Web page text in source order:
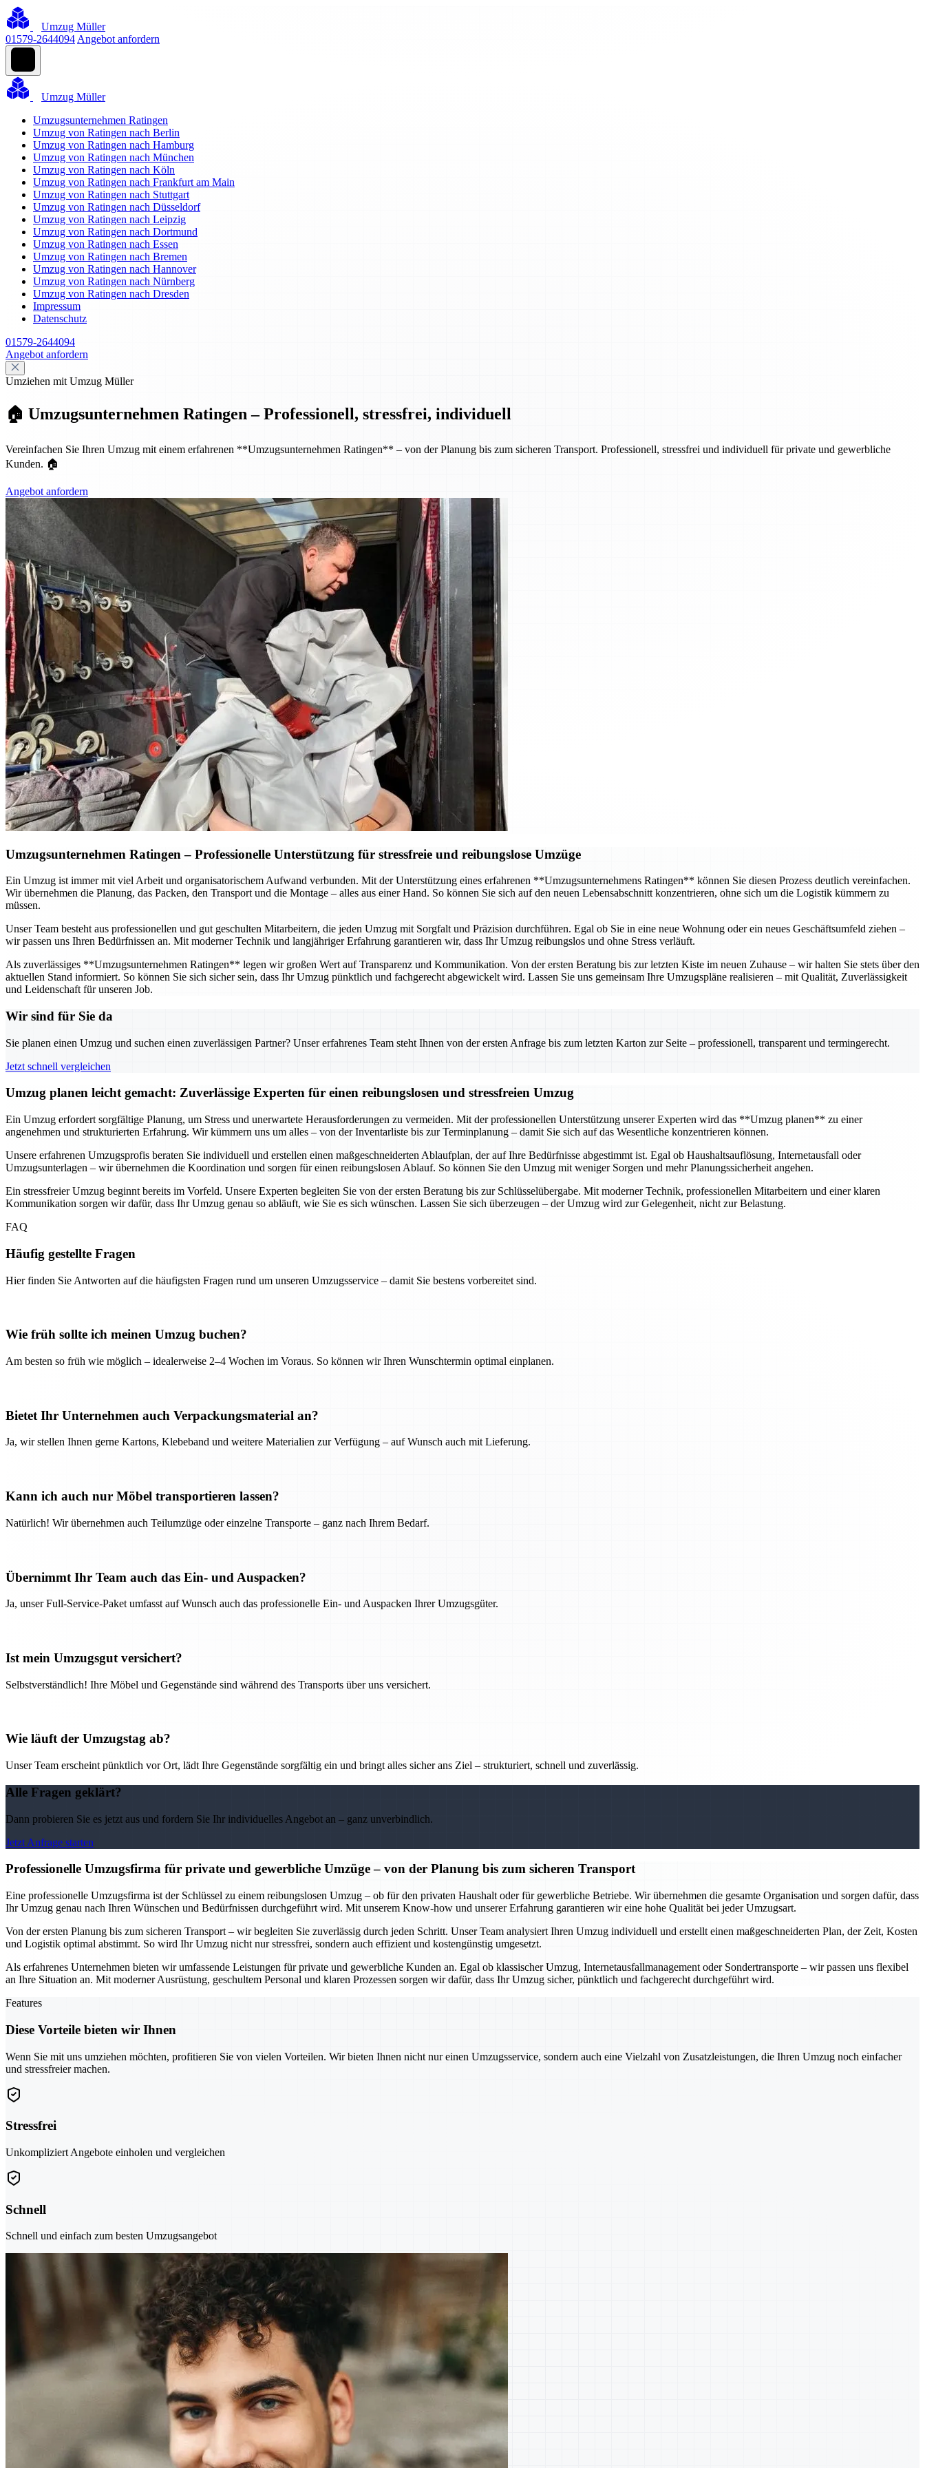
Umzug Müller
01579-2644094 Angebot anfordern
Umzug Müller
Umzugsunternehmen Ratingen
Umzug von Ratingen nach Berlin
Umzug von Ratingen nach Hamburg
Umzug von Ratingen nach München
Umzug von Ratingen nach Köln
Umzug von Ratingen nach Frankfurt am Main
Umzug von Ratingen nach Stuttgart
Umzug von Ratingen nach Düsseldorf
Umzug von Ratingen nach Leipzig
Umzug von Ratingen nach Dortmund
Umzug von Ratingen nach Essen
Umzug von Ratingen nach Bremen
Umzug von Ratingen nach Hannover
Umzug von Ratingen nach Nürnberg
Umzug von Ratingen nach Dresden
Impressum
Datenschutz
01579-2644094
Angebot anfordern
Umziehen mit Umzug Müller
🏠 Umzugsunternehmen Ratingen – Professionell, stressfrei, individuell
Vereinfachen Sie Ihren Umzug mit einem erfahrenen **Umzugsunternehmen Ratingen** – von der Planung bis zum sicheren Transport. Professionell, stressfrei und individuell für private und gewerbliche
Kunden. 🏠
Angebot anfordern
Umzugsunternehmen Ratingen – Professionelle Unterstützung für stressfreie und reibungslose Umzüge
Ein Umzug ist immer mit viel Arbeit und organisatorischem Aufwand verbunden. Mit der Unterstützung eines erfahrenen **Umzugsunternehmens Ratingen** können Sie diesen Prozess deutlich vereinfachen.
Wir übernehmen die Planung, das Packen, den Transport und die Montage – alles aus einer Hand. So können Sie sich auf den neuen Lebensabschnitt konzentrieren, ohne sich um die Logistik kümmern zu
müssen.
Unser Team besteht aus professionellen und gut geschulten Mitarbeitern, die jeden Umzug mit Sorgfalt und Präzision durchführen. Egal ob Sie in eine neue Wohnung oder ein neues Geschäftsumfeld ziehen –
wir passen uns Ihren Bedürfnissen an. Mit moderner Technik und langjähriger Erfahrung garantieren wir, dass Ihr Umzug reibungslos und ohne Stress verläuft.
Als zuverlässiges **Umzugsunternehmen Ratingen** legen wir großen Wert auf Transparenz und Kommunikation. Von der ersten Beratung bis zur letzten Kiste im neuen Zuhause – wir halten Sie stets über den
aktuellen Stand informiert. So können Sie sich sicher sein, dass Ihr Umzug pünktlich und fachgerecht abgewickelt wird. Lassen Sie uns gemeinsam Ihre Umzugspläne realisieren – mit Qualität, Zuverlässigkeit
und Leidenschaft für unseren Job.
Wir sind für Sie da
Sie planen einen Umzug und suchen einen zuverlässigen Partner? Unser erfahrenes Team steht Ihnen von der ersten Anfrage bis zum letzten Karton zur Seite – professionell, transparent und termingerecht.
Jetzt schnell vergleichen
Umzug planen leicht gemacht: Zuverlässige Experten für einen reibungslosen und stressfreien Umzug
Ein Umzug erfordert sorgfältige Planung, um Stress und unerwartete Herausforderungen zu vermeiden. Mit der professionellen Unterstützung unserer Experten wird das **Umzug planen** zu einer
angenehmen und strukturierten Erfahrung. Wir kümmern uns um alles – von der Inventarliste bis zur Terminplanung – damit Sie sich auf das Wesentliche konzentrieren können.
Unsere erfahrenen Umzugsprofis beraten Sie individuell und erstellen einen maßgeschneiderten Ablaufplan, der auf Ihre Bedürfnisse abgestimmt ist. Egal ob Haushaltsauflösung, Internetausfall oder
Umzugsunterlagen – wir übernehmen die Koordination und sorgen für einen reibungslosen Ablauf. So können Sie den Umzug mit weniger Sorgen und mehr Planungssicherheit angehen.
Ein stressfreier Umzug beginnt bereits im Vorfeld. Unsere Experten begleiten Sie von der ersten Beratung bis zur Schlüsselübergabe. Mit moderner Technik, professionellen Mitarbeitern und einer klaren
Kommunikation sorgen wir dafür, dass Ihr Umzug genau so abläuft, wie Sie es sich wünschen. Lassen Sie sich überzeugen – der Umzug wird zur Gelegenheit, nicht zur Belastung.
FAQ
Häufig gestellte Fragen
Hier finden Sie Antworten auf die häufigsten Fragen rund um unseren Umzugsservice – damit Sie bestens vorbereitet sind.
Wie früh sollte ich meinen Umzug buchen?
Am besten so früh wie möglich – idealerweise 2–4 Wochen im Voraus. So können wir Ihren Wunschtermin optimal einplanen.
Bietet Ihr Unternehmen auch Verpackungsmaterial an?
Ja, wir stellen Ihnen gerne Kartons, Klebeband und weitere Materialien zur Verfügung – auf Wunsch auch mit Lieferung.
Kann ich auch nur Möbel transportieren lassen?
Natürlich! Wir übernehmen auch Teilumzüge oder einzelne Transporte – ganz nach Ihrem Bedarf.
Übernimmt Ihr Team auch das Ein- und Auspacken?
Ja, unser Full-Service-Paket umfasst auf Wunsch auch das professionelle Ein- und Auspacken Ihrer Umzugsgüter.
Ist mein Umzugsgut versichert?
Selbstverständlich! Ihre Möbel und Gegenstände sind während des Transports über uns versichert.
Wie läuft der Umzugstag ab?
Unser Team erscheint pünktlich vor Ort, lädt Ihre Gegenstände sorgfältig ein und bringt alles sicher ans Ziel – strukturiert, schnell und zuverlässig.
Alle Fragen geklärt?
Dann probieren Sie es jetzt aus und fordern Sie Ihr individuelles Angebot an – ganz unverbindlich.
Jetzt Anfrage starten
Professionelle Umzugsfirma für private und gewerbliche Umzüge – von der Planung bis zum sicheren Transport
Eine professionelle Umzugsfirma ist der Schlüssel zu einem reibungslosen Umzug – ob für den privaten Haushalt oder für gewerbliche Betriebe. Wir übernehmen die gesamte Organisation und sorgen dafür, dass
Ihr Umzug genau nach Ihren Wünschen und Bedürfnissen durchgeführt wird. Mit unserem Know-how und unserer Erfahrung garantieren wir eine hohe Qualität bei jeder Umzugsart.
Von der ersten Planung bis zum sicheren Transport – wir begleiten Sie zuverlässig durch jeden Schritt. Unser Team analysiert Ihren Umzug individuell und erstellt einen maßgeschneiderten Plan, der Zeit, Kosten
und Logistik optimal abstimmt. So wird Ihr Umzug nicht nur stressfrei, sondern auch effizient und kostengünstig umgesetzt.
Als erfahrenes Unternehmen bieten wir umfassende Leistungen für private und gewerbliche Kunden an. Egal ob klassischer Umzug, Internetausfallmanagement oder Sondertransporte – wir passen uns flexibel
an Ihre Situation an. Mit moderner Ausrüstung, geschultem Personal und klaren Prozessen sorgen wir dafür, dass Ihr Umzug sicher, pünktlich und fachgerecht durchgeführt wird.
Features
Diese Vorteile bieten wir Ihnen
Wenn Sie mit uns umziehen möchten, profitieren Sie von vielen Vorteilen. Wir bieten Ihnen nicht nur einen Umzugsservice, sondern auch eine Vielzahl von Zusatzleistungen, die Ihren Umzug noch einfacher
und stressfreier machen.
Stressfrei
Unkompliziert Angebote einholen und vergleichen
Schnell
Schnell und einfach zum besten Umzugsangebot